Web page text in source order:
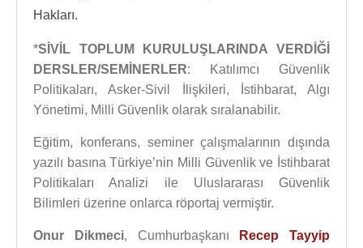
Hakları.
*SİVİL TOPLUM KURULUŞLARINDA VERDİĞİ
DERSLER/SEMİNERLER: Katılımcı Güvenlik
Politikaları, Asker-Sivil İlişkileri, İstihbarat, Algı
Yönetimi, Milli Güvenlik olarak sıralanabilir.
Eğitim, konferans, seminer çalışmalarının dışında
yazılı basına Türkiye’nin Milli Güvenlik ve İstihbarat
Politikaları Analizi ile Uluslararası Güvenlik
Bilimleri üzerine onlarca röportaj vermiştir.
Onur Dikmeci, Cumhurbaşkanı
Recep Tayyip